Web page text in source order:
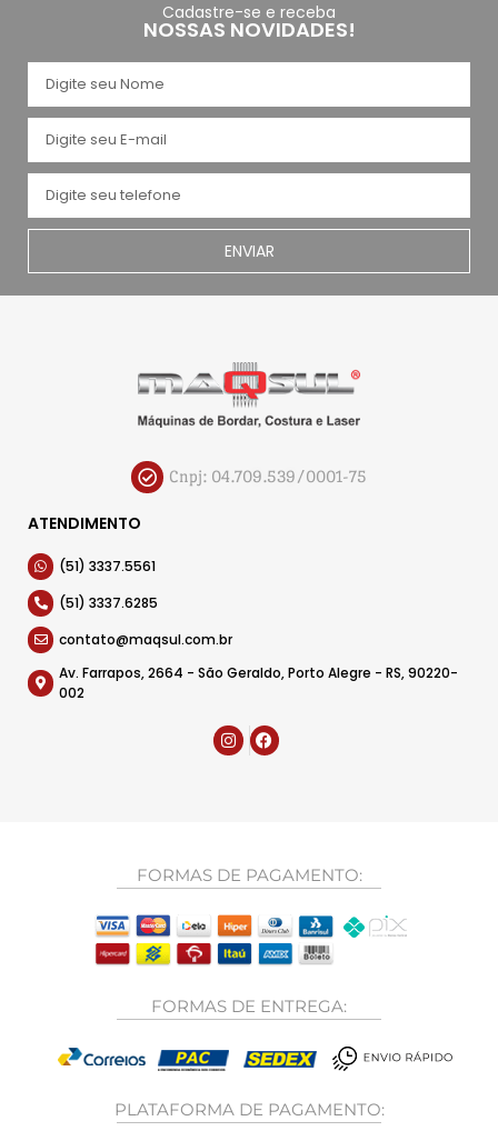
Cadastre-se e receba
NOSSAS NOVIDADES!
ENVIAR
Cnpj: 04.709.539/0001-75
ATENDIMENTO
(51) 3337.5561
(51) 3337.6285
contato@maqsul.com.br
Av. Farrapos, 2664 - São Geraldo, Porto Alegre - RS, 90220-
002
FORMAS DE PAGAMENTO:
FORMAS DE ENTREGA:
PLATAFORMA DE PAGAMENTO: